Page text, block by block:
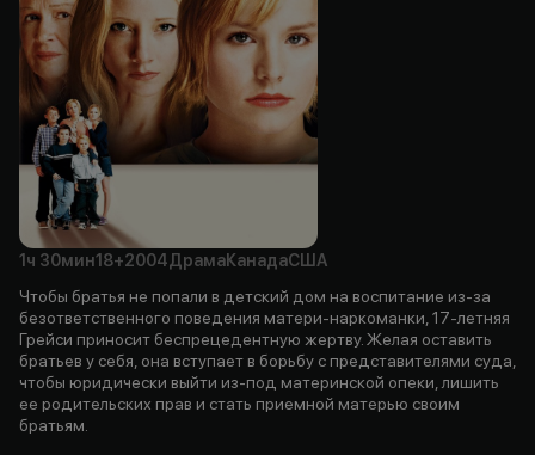
1ч 30мин18+2004ДрамаКанадаСША
Чтобы братья не попали в детский дом на воспитание из-за
безответственного поведения матери-наркоманки, 17-летняя
Грейси приносит беспрецедентную жертву. Желая оставить
братьев у себя, она вступает в борьбу с представителями суда,
чтобы юридически выйти из-под материнской опеки, лишить
ее родительских прав и стать приемной матерью своим
братьям.